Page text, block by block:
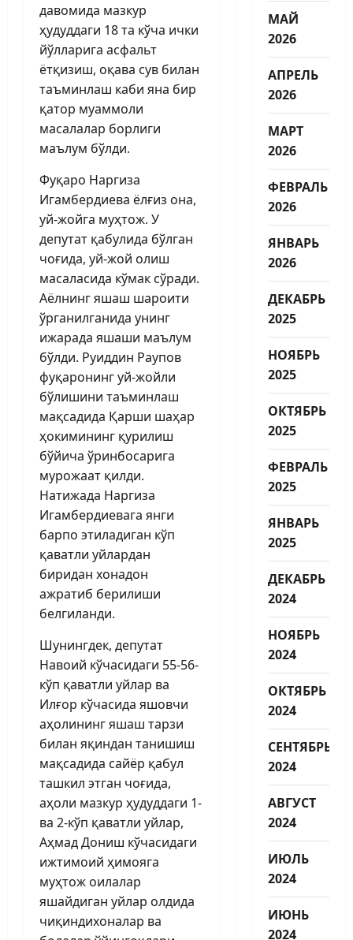
давомида мазкур
ҳудуддаги 18 та кўча ички
йўлларига асфальт
ётқизиш, оқава сув билан
таъминлаш каби яна бир
қатор муаммоли
масалалар борлиги
маълум бўлди.
Фуқаро Наргиза
Игамбердиева ёлғиз она,
уй-жойга муҳтож. У
депутат қабулида бўлган
чоғида, уй-жой олиш
масаласида кўмак сўради.
Аёлнинг яшаш шароити
ўрганилганида унинг
ижарада яшаши маълум
бўлди. Руиддин Раупов
фуқаронинг уй-жойли
бўлишини таъминлаш
мақсадида Қарши шаҳар
ҳокимининг қурилиш
бўйича ўринбосарига
мурожаат қилди.
Натижада Наргиза
Игамбердиевага янги
барпо этиладиган кўп
қаватли уйлардан
биридан хонадон
ажратиб берилиши
белгиланди.
Шунингдек, депутат
Навоий кўчасидаги 55-56-
кўп қаватли уйлар ва
Илғор кўчасида яшовчи
аҳолининг яшаш тарзи
билан яқиндан танишиш
мақсадида сайёр қабул
ташкил этган чоғида,
аҳоли мазкур ҳудуддаги 1-
ва 2-кўп қаватли уйлар,
Аҳмад Дониш кўчасидаги
ижтимоий ҳимояга
муҳтож оилалар
яшайдиган уйлар олдида
чиқиндихоналар ва
МАЙ
2026
АПРЕЛЬ
2026
МАРТ
2026
ФЕВРАЛЬ
2026
ЯНВАРЬ
2026
ДЕКАБРЬ
2025
НОЯБРЬ
2025
ОКТЯБРЬ
2025
ФЕВРАЛЬ
2025
ЯНВАРЬ
2025
ДЕКАБРЬ
2024
НОЯБРЬ
2024
ОКТЯБРЬ
2024
СЕНТЯБРЬ
2024
АВГУСТ
2024
ИЮЛЬ
2024
ИЮНЬ
2024